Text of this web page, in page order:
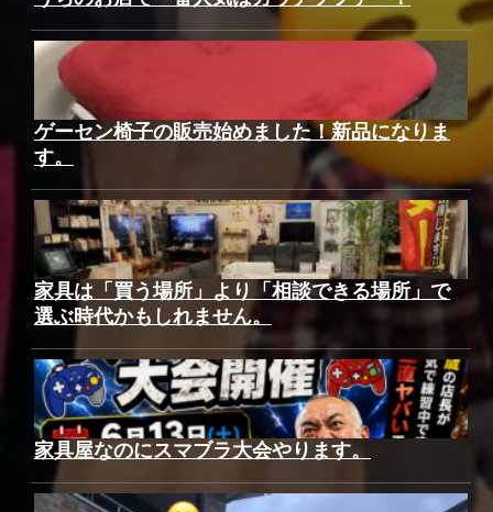
ゲーセン椅子の販売始めました！新品になりま
す。
家具は「買う場所」より「相談できる場所」で
選ぶ時代かもしれません。
家具屋なのにスマブラ大会やります。